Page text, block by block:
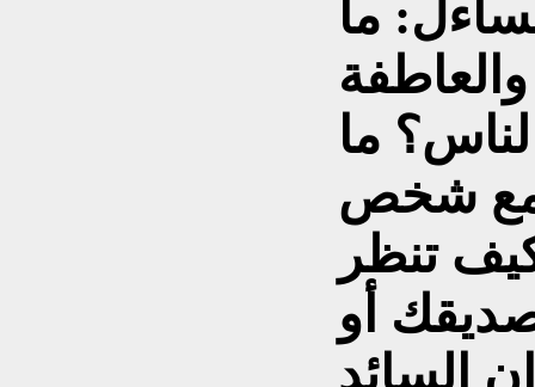
ما
ما
مع شخص
تنظر
أو
السائد